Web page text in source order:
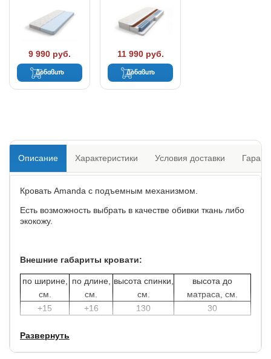
9 990 руб.
Добавить
11 990 руб.
Добавить
Описание Характеристики Условия доставки
Кровать Amanda с подъемным механизмом.
Есть возможность выбрать в качестве обивки ткань либо
экокожу.
Внешние габариты кровати:
по ширине,
см.
по длине,
см.
высота спинки,
см.
высота до
матраса, см.
+15
+16 130 30
В комплект кровати включено кроватное основание с
механизмом подъема.
Развернуть